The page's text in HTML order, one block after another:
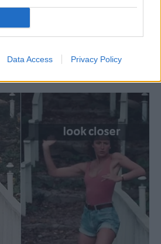
Data Access Privacy Policy